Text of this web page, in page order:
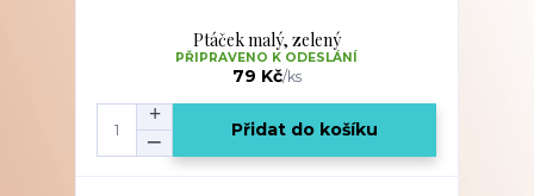
Ptáček malý, zelený
79 Kč/ks
PŘIPRAVENO K ODESLÁNÍ
Přidat do košíku